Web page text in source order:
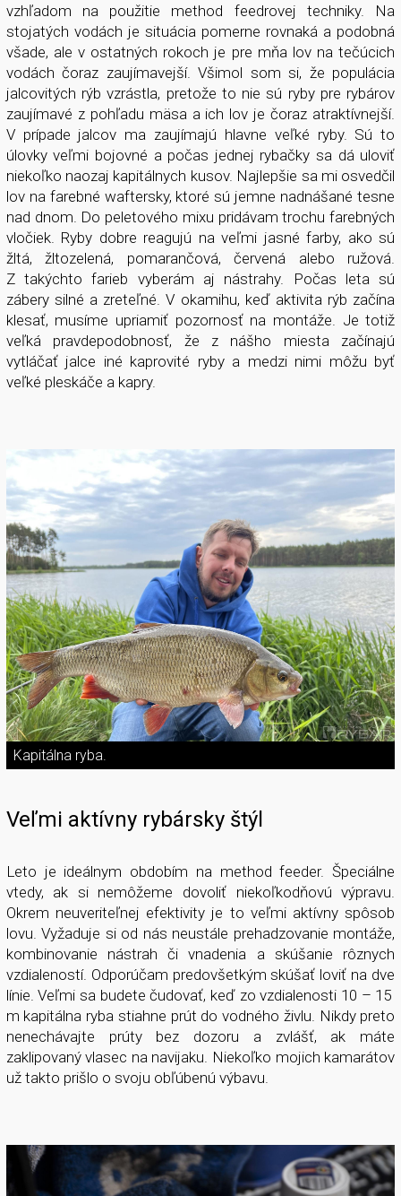
vzhľadom na použitie method feedrovej techniky. Na
stojatých vodách je situácia pomerne rovnaká a podobná
všade, ale v ostatných rokoch je pre mňa lov na tečúcich
vodách čoraz zaujímavejší. Všimol som si, že populácia
jalcovitých rýb vzrástla, pretože to nie sú ryby pre rybárov
zaujímavé z pohľadu mäsa a ich lov je čoraz atraktívnejší.
V prípade jalcov ma zaujímajú hlavne veľké ryby. Sú to
úlovky veľmi bojovné a počas jednej rybačky sa dá uloviť
niekoľko naozaj kapitálnych kusov. Najlepšie sa mi osvedčil
lov na farebné waftersky, ktoré sú jemne nadnášané tesne
nad dnom. Do peletového mixu pridávam trochu farebných
vločiek. Ryby dobre reagujú na veľmi jasné farby, ako sú
žltá, žltozelená, pomarančová, červená alebo ružová.
Z takýchto farieb vyberám aj nástrahy. Počas leta sú
zábery silné a zreteľné. V okamihu, keď aktivita rýb začína
klesať, musíme upriamiť pozornosť na montáže. Je totiž
veľká pravdepodobnosť, že z nášho miesta začínajú
vytláčať jalce iné kaprovité ryby a medzi nimi môžu byť
veľké pleskáče a kapry.
Kapitálna ryba.
Veľmi aktívny rybársky štýl
Leto je ideálnym obdobím na method feeder. Špeciálne
vtedy, ak si nemôžeme dovoliť niekoľkodňovú výpravu.
Okrem neuveriteľnej efektivity je to veľmi aktívny spôsob
lovu. Vyžaduje si od nás neustále prehadzovanie montáže,
kombinovanie nástrah či vnadenia a skúšanie rôznych
vzdialeností. Odporúčam predovšetkým skúšať loviť na dve
línie. Veľmi sa budete čudovať, keď zo vzdialenosti 10 – 15
m kapitálna ryba stiahne prút do vodného živlu. Nikdy preto
nenechávajte prúty bez dozoru a zvlášť, ak máte
zaklipovaný vlasec na navijaku. Niekoľko mojich kamarátov
už takto prišlo o svoju obľúbenú výbavu.